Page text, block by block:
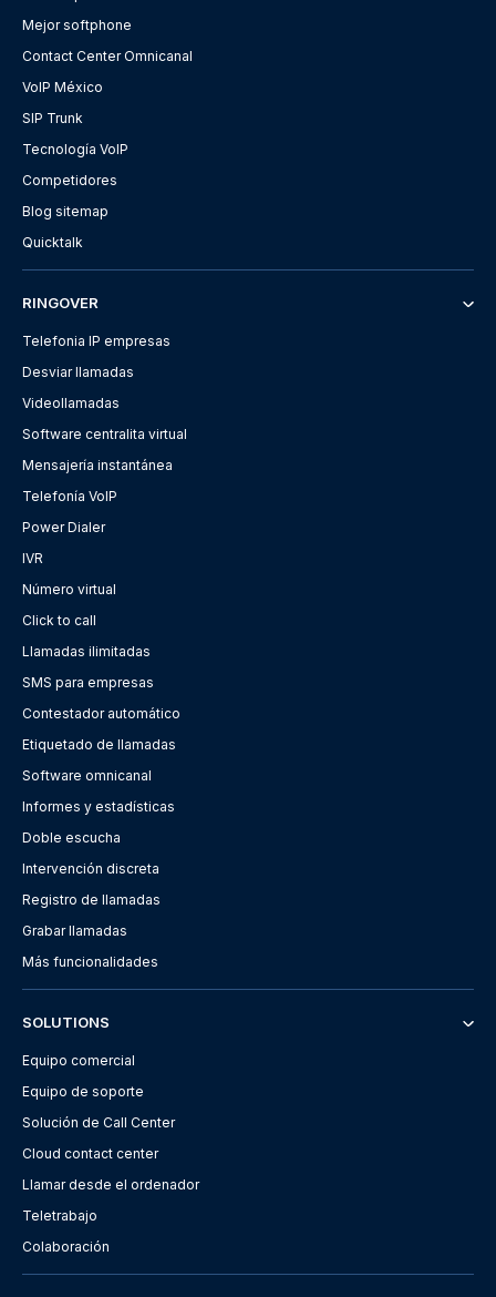
Mejor softphone
Contact Center Omnicanal
VoIP México
SIP Trunk
Tecnología VoIP
Competidores
Blog sitemap
Quicktalk
RINGOVER
Telefonia IP empresas
Desviar llamadas
Videollamadas
Software centralita virtual
Mensajería instantánea
Telefonía VoIP
Power Dialer
IVR
Número virtual
Click to call
Llamadas ilimitadas
SMS para empresas
Contestador automático
Etiquetado de llamadas
Software omnicanal
Informes y estadísticas
Doble escucha
Intervención discreta
Registro de llamadas
Grabar llamadas
Más funcionalidades
SOLUTIONS
Equipo comercial
Equipo de soporte
Solución de Call Center
Cloud contact center
Llamar desde el ordenador
Teletrabajo
Colaboración